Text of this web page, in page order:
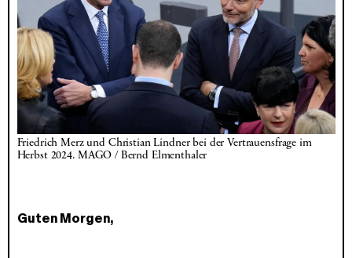
Friedrich Merz und Christian Lindner bei der Vertrauensfrage im
Herbst 2024. MAGO / Bernd Elmenthaler
Guten Morgen,